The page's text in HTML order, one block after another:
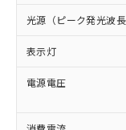
光源（ピーク発光波長
表示灯
電源電圧